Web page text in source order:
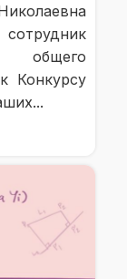
общего
Конкурсу